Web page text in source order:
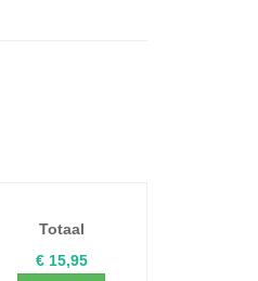
Totaal
€ 15,95